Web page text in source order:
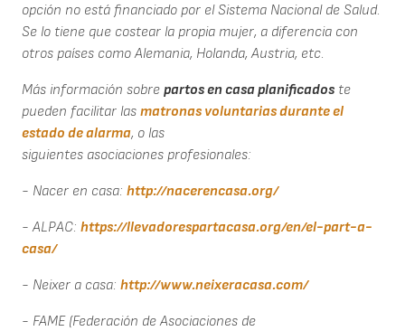
opción no está financiado por el Sistema Nacional de Salud.
Se lo tiene que costear la propia mujer, a diferencia con
otros países como Alemania, Holanda, Austria, etc.
Más información sobre partos en casa planificados te
pueden facilitar las matronas voluntarias durante el
estado de alarma, o las
siguientes asociaciones profesionales:
- Nacer en casa: http://nacerencasa.org/
- ALPAC: https://llevadorespartacasa.org/en/el-part-a-
casa/
- Neixer a casa: http://www.neixeracasa.com/
- FAME (Federación de Asociaciones de